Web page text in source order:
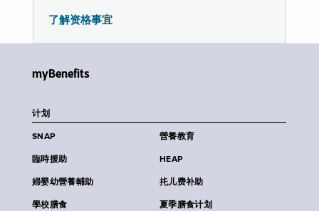
了解资格事宜
myBenefits
计划
SNAP 營養教育
臨時援助 HEAP
婦嬰幼營養輔助 扥儿费补助
學校膳食 夏季膳食计划